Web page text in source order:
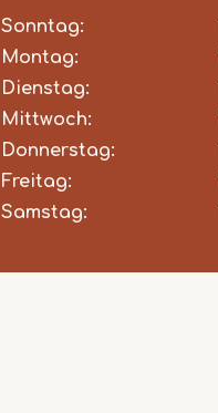
Day
Time
slot
Comment
Sonntag:
Montag:
Dienstag:
Mittwoch:
Donnerstag:
Freitag:
Samstag: